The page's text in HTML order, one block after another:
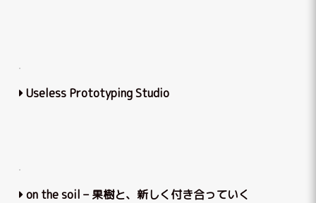
Useless Prototyping Studio
on the soil – 果樹と、新しく付き合っていく